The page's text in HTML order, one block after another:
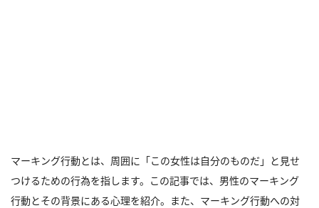
マーキング行動とは、周囲に「この女性は自分のものだ」と見せ
つけるための行為を指します。この記事では、男性のマーキング
行動とその背景にある心理を紹介。また、マーキング行動への対